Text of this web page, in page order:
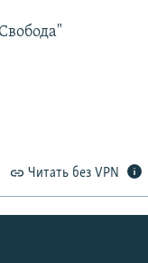
Читать без VPN